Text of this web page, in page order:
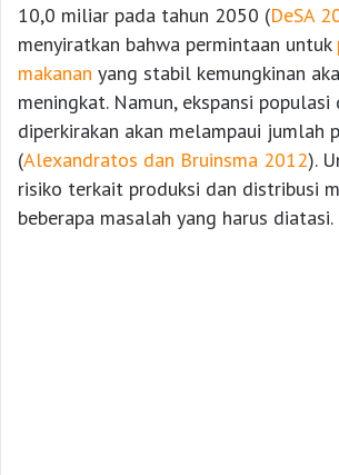
10,0 miliar pada tahun 2050 (DeSA
menyiratkan bahwa permintaan untuk
makanan yang stabil kemungkinan
meningkat. Namun, ekspansi
diperkirakan akan melampaui jumlah
(Alexandratos dan Bruinsma 2012).
risiko terkait produksi dan distribusi
beberapa masalah yang harus diatasi.